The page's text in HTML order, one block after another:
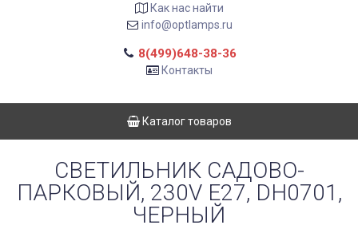
Как нас найти
info@optlamps.ru
8(499)648-38-36
Контакты
Каталог товаров
СВЕТИЛЬНИК САДОВО-
ПАРКОВЫЙ, 230V E27, DH0701,
ЧЕРНЫЙ